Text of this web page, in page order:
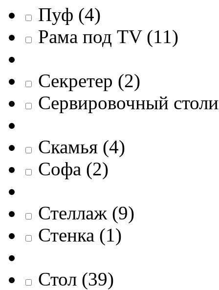
Пуф (4)
Рама под TV (11)
Секретер (2)
Сервировочный
Скамья (4)
Софа (2)
Стеллаж (9)
Стенка (1)
Стол (39)